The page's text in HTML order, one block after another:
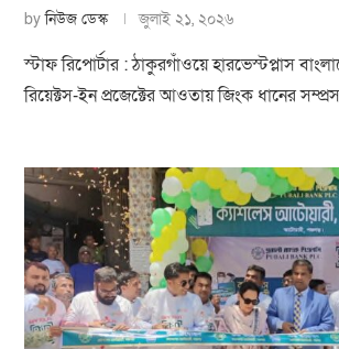
byনিউজ ডেস্ক জুলাই ২১, ২০২৬
স্টাফ রিপোর্টার : ঠাকুরগাঁওয়ে হারভেস্টপ্লাস
রিয়েক্টস-ইন প্রজেক্টের আওতায় জিংক ধানের